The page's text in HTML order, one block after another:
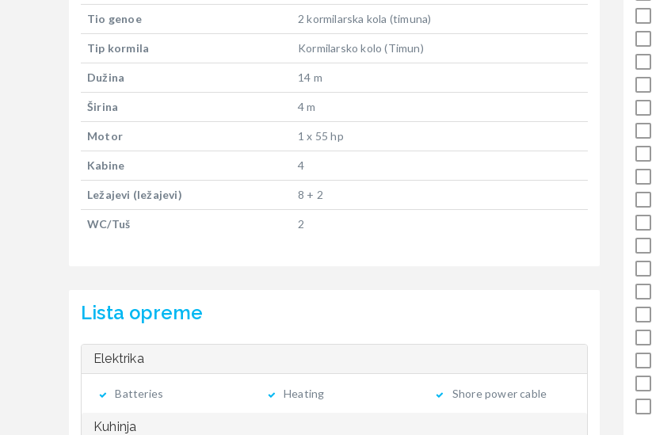
Tio genoe 2 kormilarska kola (timuna)
Tip kormila Kormilarsko kolo (Timun)
Dužina 14 m
Širina 4 m
Motor 1 x 55 hp
Kabine 4
Ležajevi (ležajevi) 8 + 2
WC/Tuš 2
Lista opreme
Elektrika
Batteries Heating Shore power cable
Kuhinja